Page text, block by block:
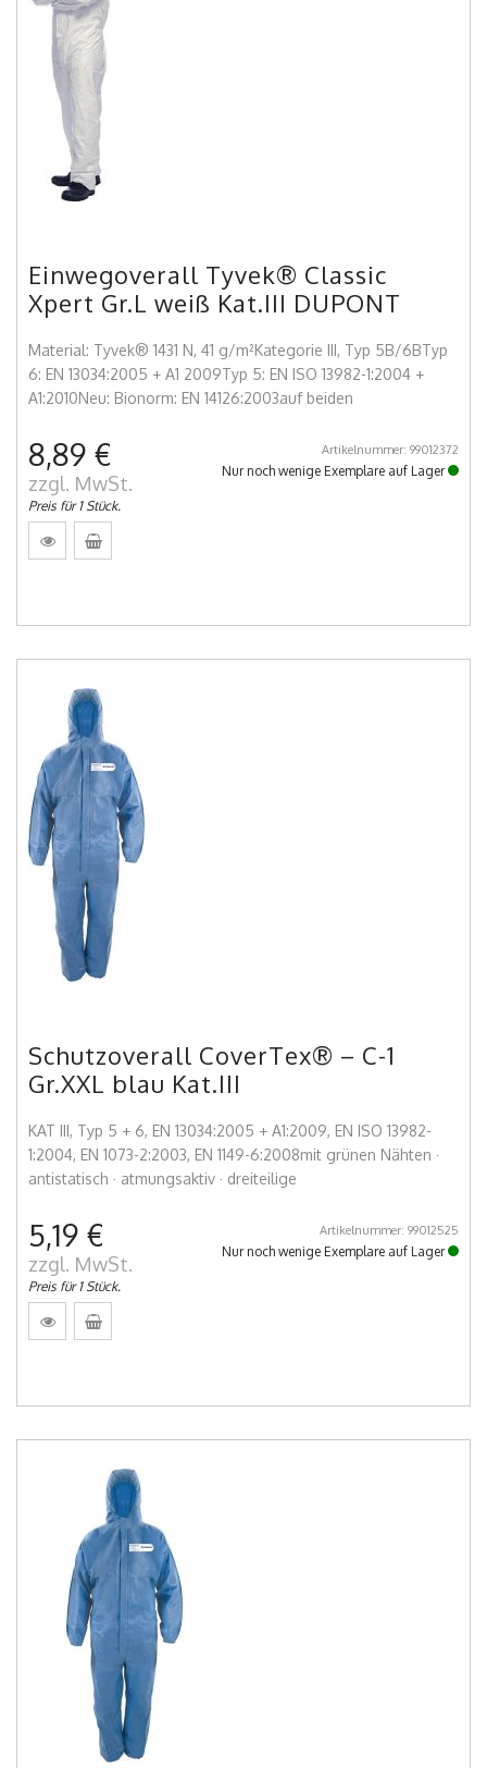
Einwegoverall Tyvek® Classic
Xpert Gr.L weiß Kat.III DUPONT
Material: Tyvek® 1431 N, 41 g/m²Kategorie III, Typ 5B/6BTyp
6: EN 13034:2005 + A1 2009Typ 5: EN ISO 13982-1:2004 +
A1:2010Neu: Bionorm: EN 14126:2003auf beiden
8,89 €
zzgl. MwSt.
Preis für 1 Stück.
Artikelnummer: 99012372
Nur noch wenige Exemplare auf Lager
Schutzoverall CoverTex® – C-1
Gr.XXL blau Kat.III
KAT III, Typ 5 + 6, EN 13034:2005 + A1:2009, EN ISO 13982-
1:2004, EN 1073-2:2003, EN 1149-6:2008mit grünen Nähten ·
antistatisch · atmungsaktiv · dreiteilige
5,19 €
zzgl. MwSt.
Preis für 1 Stück.
Artikelnummer: 99012525
Nur noch wenige Exemplare auf Lager